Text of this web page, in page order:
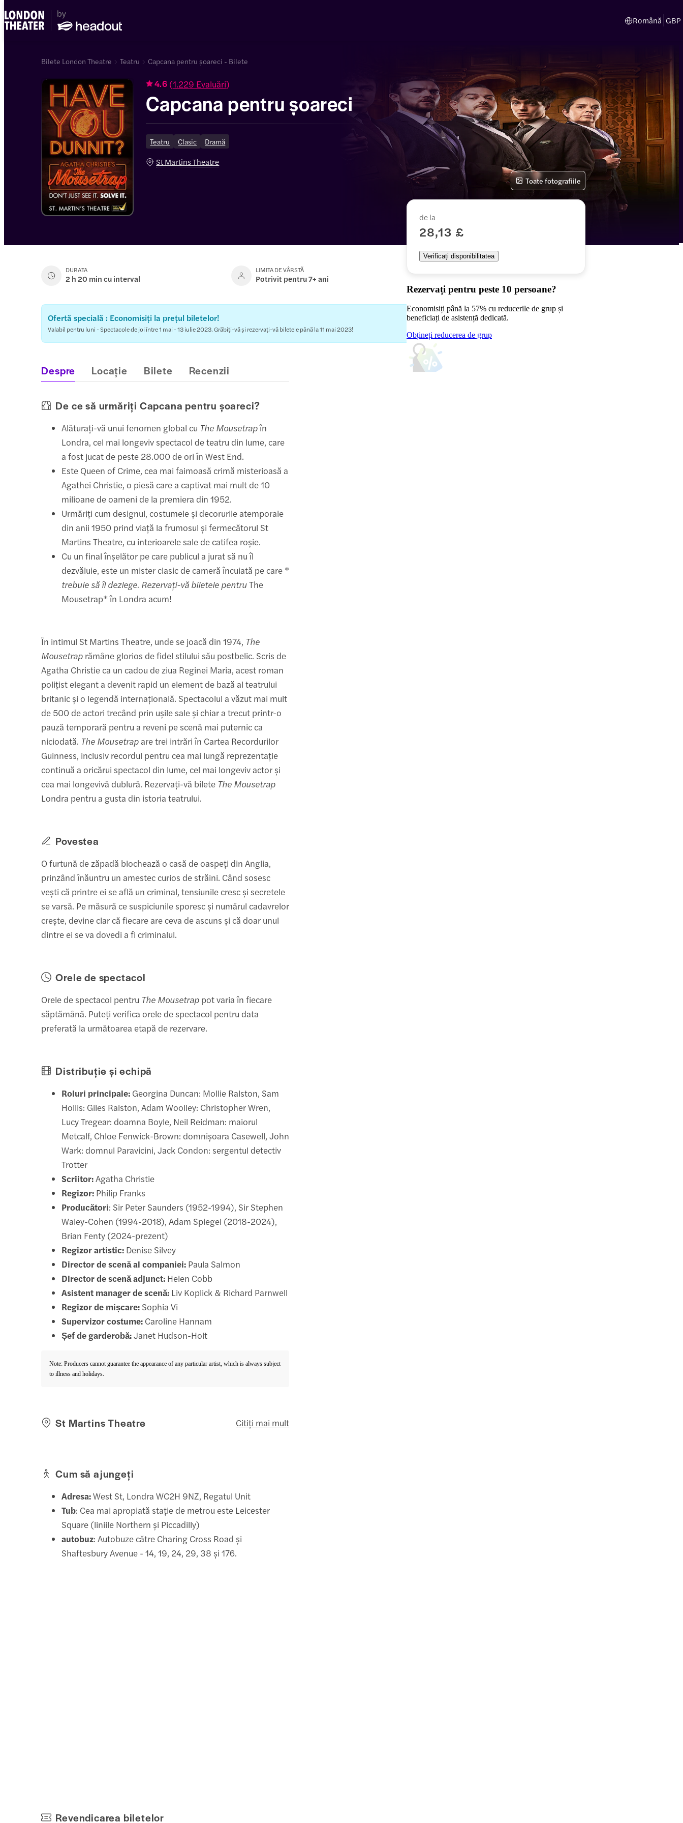
Română GBP
Bilete London Theatre Teatru Capcana pentru șoareci - Bilete
4.6 (1.229 Evaluări)
Capcana pentru șoareci
Teatru Clasic Dramă
St Martins Theatre
Toate fotografiile
DURATA
2 h 20 min cu interval
LIMITA DE VÂRSTĂ
Potrivit pentru 7+ ani
Ofertă specială : Economisiți la prețul biletelor!
Valabil pentru luni - Spectacole de joi între 1 mai - 13 iulie 2023. Grăbiți-vă și rezervați-vă biletele până la 11 mai 2023!
de la
28,13 £
Verificați disponibilitatea
Rezervați pentru peste 10 persoane?
Economisiți până la 57% cu reducerile de grup și
beneficiați de asistență dedicată.
Obțineți reducerea de grup
Despre Locație Bilete Recenzii
De ce să urmăriți Capcana pentru șoareci?
Alăturați-vă unui fenomen global cu The Mousetrapîn
Londra, cel mai longeviv spectacol de teatru din lume, care
a fost jucat de peste 28.000 de ori în West End.
Este Queen of Crime, cea mai faimoasă crimă misterioasă a
Agathei Christie, o piesă care a captivat mai mult de 10
milioane de oameni de la premiera din 1952.
Urmăriți cum designul, costumele și decorurile atemporale
din anii 1950 prind viață la frumosul și fermecătorul St
Martins Theatre, cu interioarele sale de catifea roșie.
Cu un final înșelător pe care publicul a jurat să nu îl
dezvăluie, este un mister clasic de cameră încuiată pe care *
trebuie să îl dezlege. Rezervați-vă biletele pentruThe
Mousetrap* în Londra acum!
În intimul St Martins Theatre, unde se joacă din 1974, The
Mousetrap rămâne glorios de fidel stilului său postbelic. Scris de
Agatha Christie ca un cadou de ziua Reginei Maria, acest roman
polițist elegant a devenit rapid un element de bază al teatrului
britanic și o legendă internațională. Spectacolul a văzut mai mult
de 500 de actori trecând prin ușile sale și chiar a trecut printr-o
pauză temporară pentru a reveni pe scenă mai puternic ca
niciodată. The Mousetrapare trei intrări în Cartea Recordurilor
Guinness, inclusiv recordul pentru cea mai lungă reprezentație
continuă a oricărui spectacol din lume, cel mai longeviv actor și
cea mai longevivă dublură. Rezervați-vă bilete The Mousetrap
Londra pentru a gusta din istoria teatrului.
Povestea
O furtună de zăpadă blochează o casă de oaspeți din Anglia,
prinzând înăuntru un amestec curios de străini. Când sosesc
vești că printre ei se află un criminal, tensiunile cresc și secretele
se varsă. Pe măsură ce suspiciunile sporesc și numărul cadavrelor
crește, devine clar că fiecare are ceva de ascuns și că doar unul
dintre ei se va dovedi a fi criminalul.
Orele de spectacol
Orele de spectacol pentru The Mousetrap pot varia în fiecare
săptămână. Puteți verifica orele de spectacol pentru data
preferată la următoarea etapă de rezervare.
Distribuție și echipă
Roluri principale: Georgina Duncan: Mollie Ralston, Sam
Hollis: Giles Ralston, Adam Woolley: Christopher Wren,
Lucy Tregear: doamna Boyle, Neil Reidman: maiorul
Metcalf, Chloe Fenwick-Brown: domnișoara Casewell, John
Wark: domnul Paravicini, Jack Condon: sergentul detectiv
Trotter
Scriitor:Agatha Christie
Regizor: Philip Franks
Producători: Sir Peter Saunders (1952-1994), Sir Stephen
Waley-Cohen (1994-2018), Adam Spiegel (2018-2024),
Brian Fenty (2024-prezent)
Regizor artistic: Denise Silvey
Director de scenă al companiei: Paula Salmon
Director de scenă adjunct: Helen Cobb
Asistent manager de scenă: Liv Koplick & Richard Parnwell
Regizor de mișcare: Sophia Vi
Supervizor costume: Caroline Hannam
Șef de garderobă:Janet Hudson-Holt
Note: Producers cannot guarantee the appearance of any particular artist, which is always subject
to illness and holidays.
St Martins Theatre Citiți mai mult
Cum să ajungeți
Adresa:West St, Londra WC2H 9NZ, Regatul Unit
Tub: Cea mai apropiată stație de metrou este Leicester
Square (liniile Northern și Piccadilly)
autobuz: Autobuze către Charing Cross Road și
Shaftesbury Avenue - 14, 19, 24, 29, 38 și 176.
Revendicarea biletelor